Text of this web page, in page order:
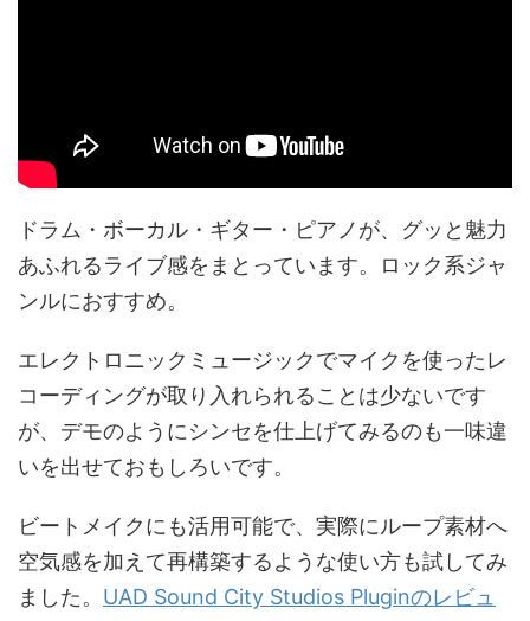
ドラム・ボーカル・ギター・ピアノが、グッと魅力
あふれるライブ感をまとっています。ロック系ジャ
ンルにおすすめ。
エレクトロニックミュージックでマイクを使ったレ
コーディングが取り入れられることは少ないです
が、デモのようにシンセを仕上げてみるのも一味違
いを出せておもしろいです。
ビートメイクにも活用可能で、実際にループ素材へ
空気感を加えて再構築するような使い方も試してみ
ました。 UAD Sound City Studios Pluginのレビュ